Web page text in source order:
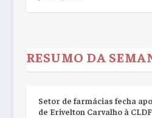
RESUMO DA
Setor de farmácias fecha
de Erivelton Carvalho à CLDF